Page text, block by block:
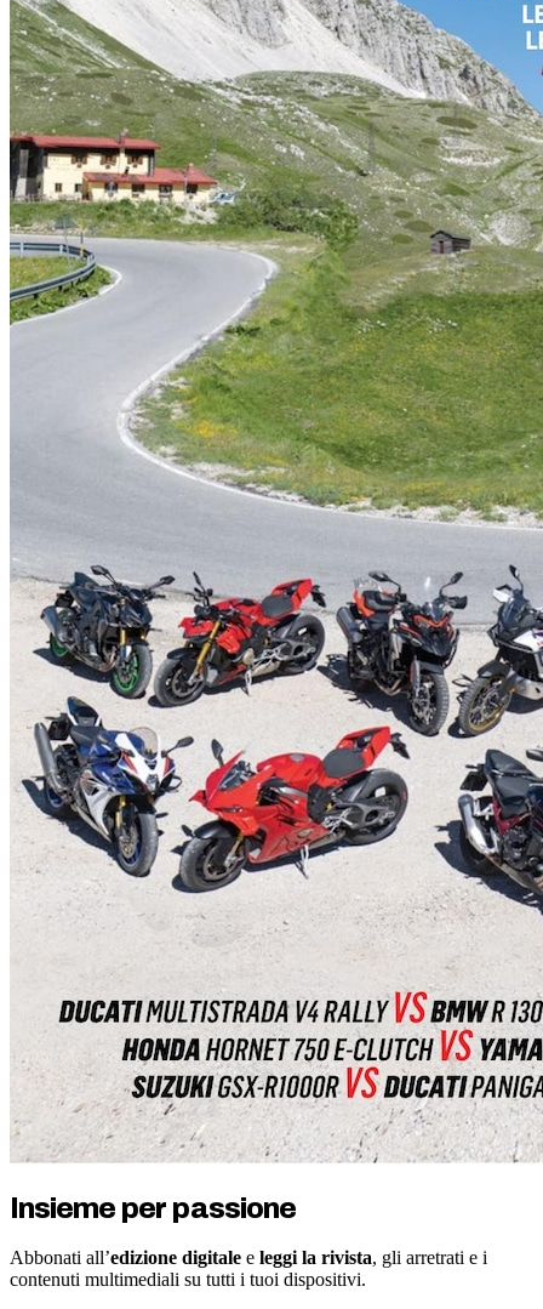
Insieme per passione
Abbonati all’edizione digitale e leggi la rivista, gli arretrati e i
contenuti multimediali su tutti i tuoi dispositivi.